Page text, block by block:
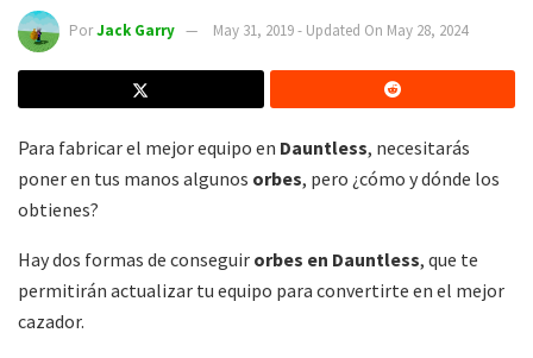
PorJack Garry May 31, 2019 - Updated On May 28, 2024
Para fabricar el mejor equipo en Dauntless, necesitarás
poner en tus manos algunos orbes, pero ¿cómo y dónde los
obtienes?
Hay dos formas de conseguir orbes en Dauntless, que te
permitirán actualizar tu equipo para convertirte en el mejor
cazador.